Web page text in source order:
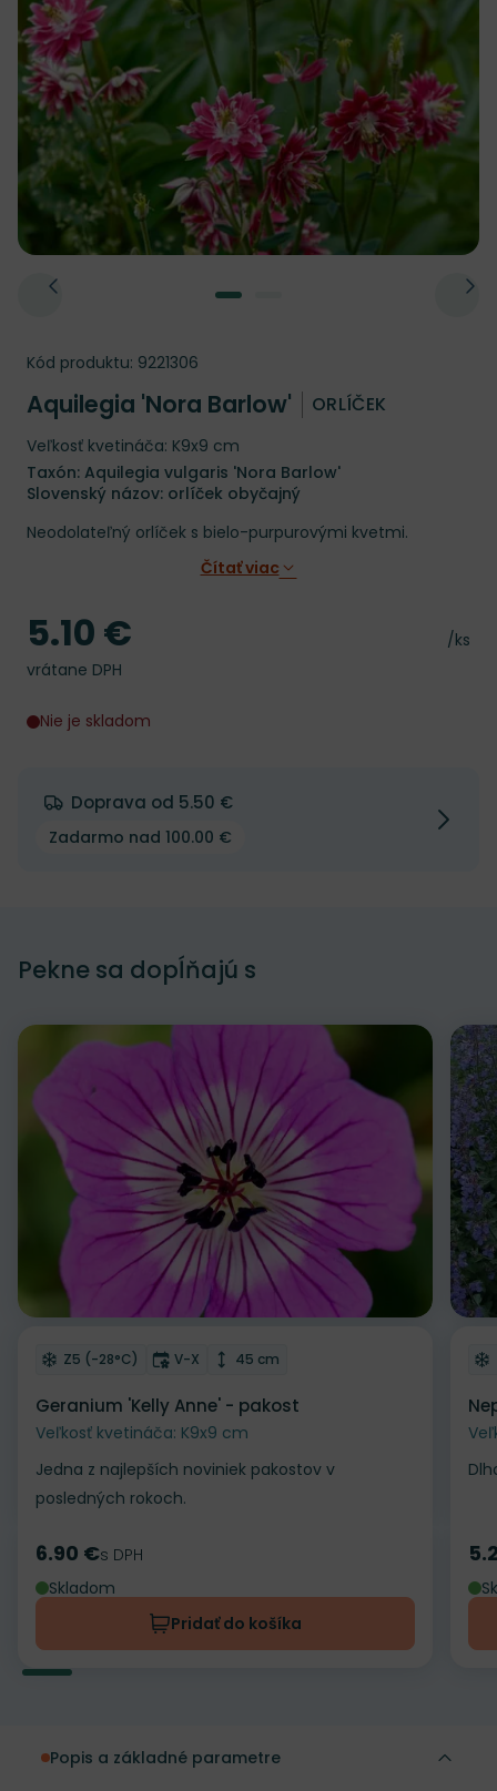
Kód produktu: 9221306
Aquilegia 'Nora Barlow' ORLÍČEK
Veľkosť kvetináča: K9x9 cm
Taxón: Aquilegia vulgaris 'Nora Barlow'
Slovenský názov: orlíček obyčajný
Neodolateľný orlíček s bielo-purpurovými kvetmi.
Čítať viac
Cena
/ks
Cena
5.10 €
vrátane DPH
Nie je skladom
Doprava od 5.50 €
Zadarmo nad 100.00 €
Pekne sa dopĺňajú s
Odober do zoznamu želaní
Mrazuvzdornosť
Z5 (-28°C) Doba kvitnutia
V-X Výška rastliny
45 cm
Geranium 'Kelly Anne' - pakost
Veľkosť kvetináča: K9x9 cm
Jedna z najlepších noviniek pakostov v
posledných rokoch.
Cena
6.90 €s DPH
Skladom
Pridať do košíka
Popis a základné parametre